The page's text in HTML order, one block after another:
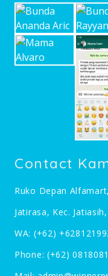
Contact
Ruko Depan
Jatirasa, Kec.
WA: (+62)
Phone: (+62)